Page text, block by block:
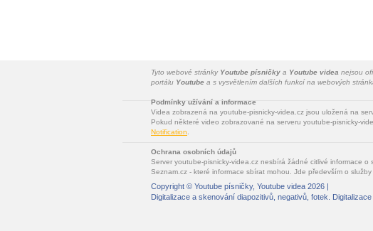
Tyto webové stránky Youtube písničky a Youtube videa nejsou
portálu Youtube a s vysvětlením dalších funkcí na webových
Podmínky užívání a informace
Videa zobrazená na youtube-pisnicky-videa.cz jsou uložená na
Pokud některé video zobrazované na serveru youtube-pisnicky-
Notification
Ochrana osobních údajů
Server youtube-pisnicky-videa.cz nesbírá žádné citlivé informace
Seznam.cz - které informace sbírat mohou. Jde především o
Copyright © Youtube písničky, Youtube videa 2026 |
Digitalizace a skenování diapozitivů, negativů, fotek .